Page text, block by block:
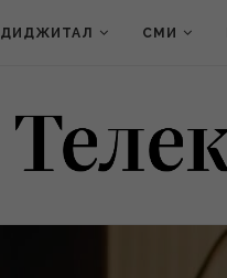
ДИДЖИТАЛ СМИ